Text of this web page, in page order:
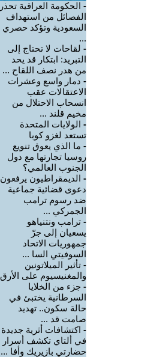
- الحكومة العراقية تحذر
الفصائل من استهداف
السعودية وتؤكد حصري
...
- لقاحات لا تحتاج إلى
التبريد: ابتكار قد يحد
من هدر نصف اللقاح ...
- دمار واسع وعشرات
الاعتقالات عقب
انسحاب الاحتلال من
مخيم قلند ...
- الولايات المتحدة
تستعد لغزو كوبا
- ما الذي يعوق تنويع
روسيا تجارتها مع دول
الجنوب العالمي؟
- الديمقراطيون يرفعون
دعوى قضائية جماعية
ضد رسوم ترامب
الجمركي ...
- ترامب ونتنياهو
يسعيان إلى جرّ
جمهوريات الاتحاد
السوفيتي السا ...
- تأثير الميلاتونين
والمغنيسيوم على الأرق
- جزء من الخلايا
السرطانية يختبئ في
حالة سكون.. تهديد
صامت قد ...
- اكتشافات أثرية جديدة
في ألتاي تكشف أسرار
حضارتي بازيريك وأفا ...